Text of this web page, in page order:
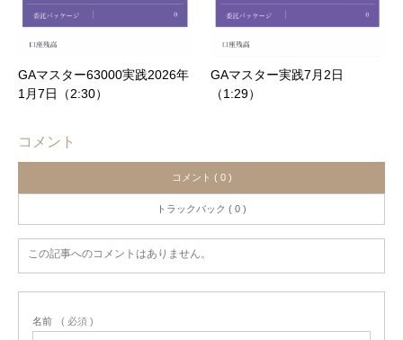
GAマスター63000実践2026年
1月7日（2:30）
GAマスター実践7月2日
（1:29）
コメント
コメント ( 0 )
トラックバック ( 0 )
この記事へのコメントはありません。
名前 ( 必須 )